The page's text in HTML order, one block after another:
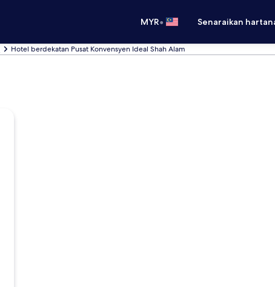
MYR• Senaraikan
Hotel berdekatan Pusat Konvensyen Ideal Shah Alam